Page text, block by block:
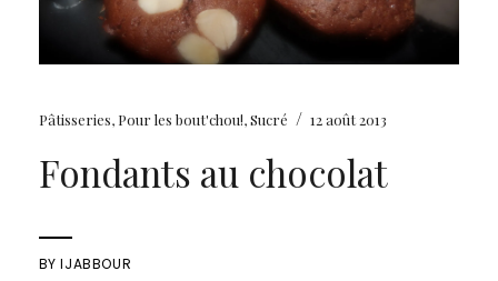
Pâtisseries, Pour les bout'chou!,Sucré / 12 août 2013
Fondants au chocolat
BYIJABBOUR